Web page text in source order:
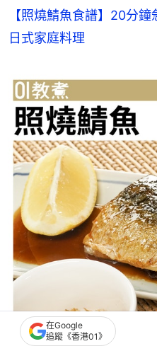
【照燒鯖魚食譜】20分
日式家庭料理
在Google
追蹤《香港01》